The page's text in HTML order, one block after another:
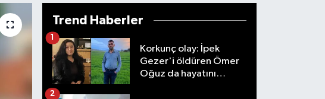
Trend Haberler
Korkunç olay: İpek
Gezer'i öldüren Ömer
Oğuz da hayatını
1
2